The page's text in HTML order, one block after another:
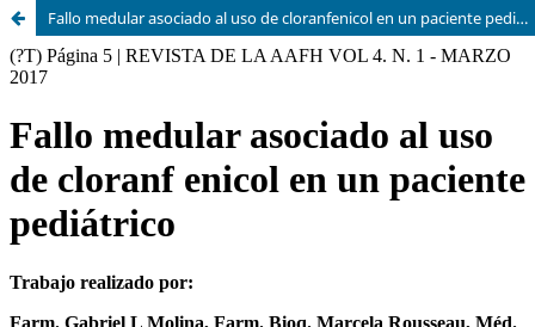
Fallo medular asociado al uso de cloranfenicol en un paciente pediátrico